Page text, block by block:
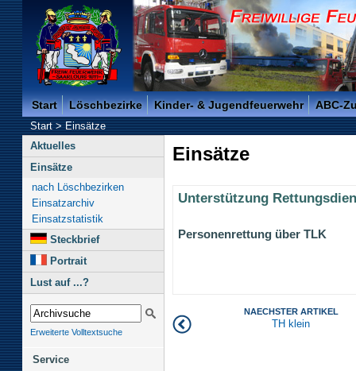
Freiwillige Feuerwehr der Kreisstadt Saarlouis -
Start Löschbezirke Kinder- & Jugendfeuerwehr ABC-
Start>Einsätze
Aktuelles
Einsätze
nach Löschbezirken
Einsatzarchiv
Einsatzstatistik
Steckbrief
Portrait
Lust auf ...?
Erweiterte Volltextsuche
Service
Einsätze
Unterstützung
Personenrettung über TLK
NAECHSTER ARTIKEL
TH klein